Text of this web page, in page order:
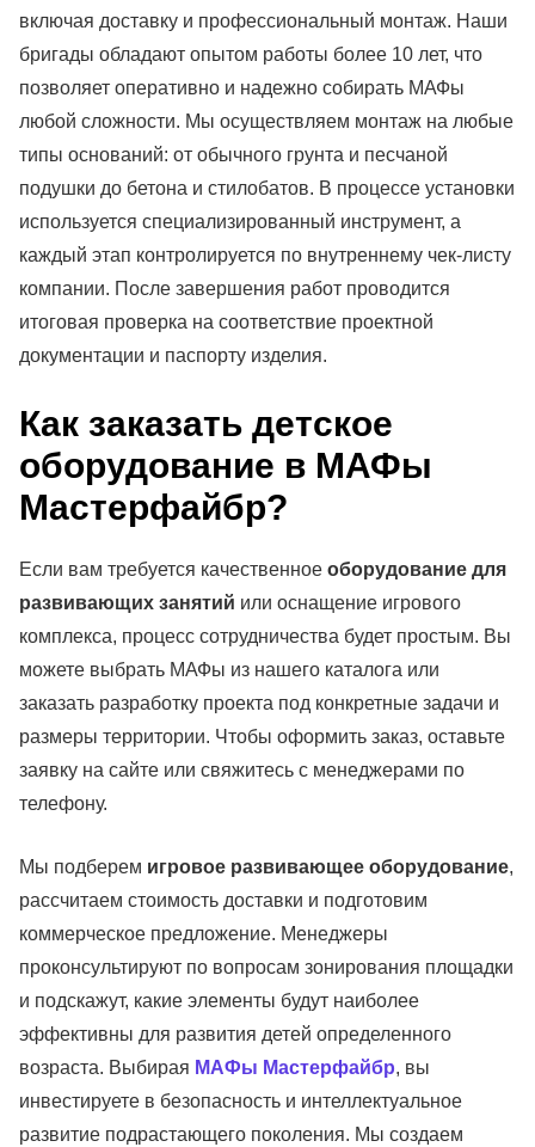
включая доставку и профессиональный монтаж. Наши
бригады обладают опытом работы более 10 лет, что
позволяет оперативно и надежно собирать МАФы
любой сложности. Мы осуществляем монтаж на любые
типы оснований: от обычного грунта и песчаной
подушки до бетона и стилобатов. В процессе установки
используется специализированный инструмент, а
каждый этап контролируется по внутреннему чек-листу
компании. После завершения работ проводится
итоговая проверка на соответствие проектной
документации и паспорту изделия.
Как заказать детское
оборудование в МАФы
Мастерфайбр?
Если вам требуется качественное оборудование для
развивающих занятий или оснащение игрового
комплекса, процесс сотрудничества будет простым. Вы
можете выбрать МАФы из нашего каталога или
заказать разработку проекта под конкретные задачи и
размеры территории. Чтобы оформить заказ, оставьте
заявку на сайте или свяжитесь с менеджерами по
телефону.
Мы подберем игровое развивающее оборудование,
рассчитаем стоимость доставки и подготовим
коммерческое предложение. Менеджеры
проконсультируют по вопросам зонирования площадки
и подскажут, какие элементы будут наиболее
эффективны для развития детей определенного
возраста. Выбирая МАФы Мастерфайбр, вы
инвестируете в безопасность и интеллектуальное
развитие подрастающего поколения. Мы создаем